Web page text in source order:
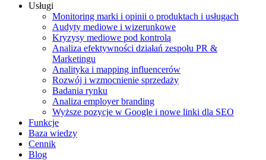
Usługi
Monitoring marki i opinii o produktach i usługach
Audyty mediowe i wizerunkowe
Kryzysy mediowe pod kontrolą
Analiza efektywności działań zespołu PR &
Marketingu
Analityka i mapping influencerów
Rozwój i wzmocnienie sprzedaży
Badania rynku
Analiza employer branding
Wyższe pozycje w Google i nowe linki dla SEO
Funkcje
Baza wiedzy
Cennik
Blog